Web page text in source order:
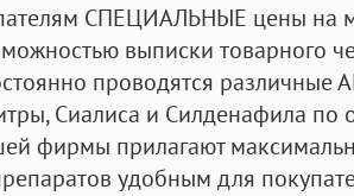
СПЕЦИАЛЬНЫЕ цены на
выписки товарного
проводятся
Сиалиса и Силденафила по
фирмы прилагают
удобным для